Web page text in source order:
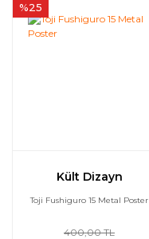
%25
Kült Dizayn
Toji Fushiguro 15 Metal Poster
400,00 TL